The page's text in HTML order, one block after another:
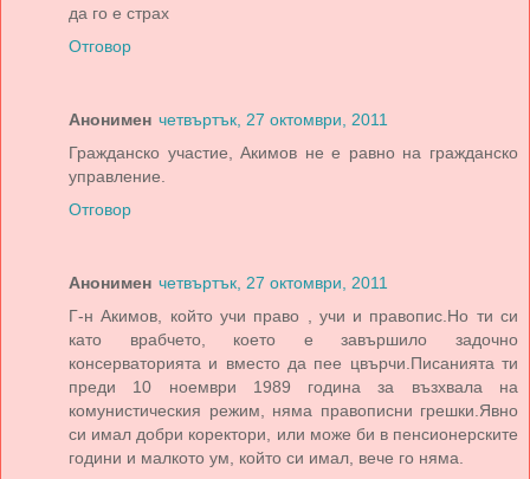
да го е страх
Отговор
Анонимен четвъртък, 27 октомври, 2011
Гражданско участие, Акимов не е равно на гражданско
управление.
Отговор
Анонимен четвъртък, 27 октомври, 2011
Г-н Акимов, който учи право , учи и правопис.Но ти си
като врабчето, което е завършило задочно
консерваторията и вместо да пее цвърчи.Писанията ти
преди 10 ноември 1989 година за възхвала на
комунистическия режим, няма правописни грешки.Явно
си имал добри коректори, или може би в пенсионерските
години и малкото ум, който си имал, вече го няма.